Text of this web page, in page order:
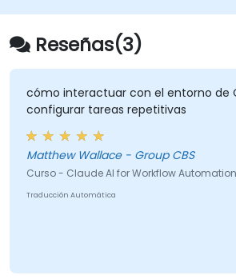
Reseñas(3)
cómo interactuar con el entorno de
configurar tareas repetitivas
Matthew Wallace - Group CBS
Curso - Claude AI for Workflow
Traducción Automática